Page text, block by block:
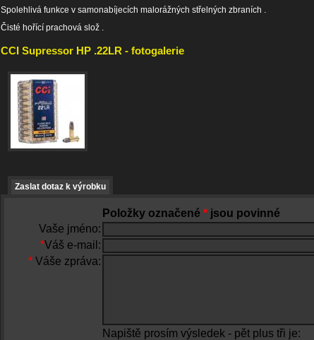
Spolehlivá funkce v samonabíjecích malorážných střelných zbraních .
Čisté hořící prachová slož .
CCI Supressor HP .22LR - fotogalerie
Zaslat dotaz k výrobku
Položky označené * jsou povinné
Vaše jméno:
*Váš e-mail:
* Váše zpráva:
Napiště prosím výsledek - pět plus tři je: